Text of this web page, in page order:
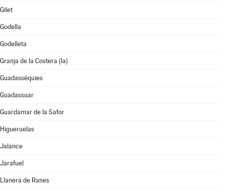
Gilet
Godella
Godelleta
Granja de la Costera (la)
Guadasséquies
Guadassuar
Guardamar de la Safor
Higueruelas
Jalance
Jarafuel
Llanera de Ranes